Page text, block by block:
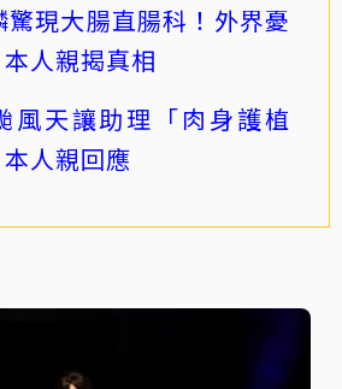
驚現大腸直腸科！外界憂
人親揭真相
風天讓助理「肉身護植
人親回應